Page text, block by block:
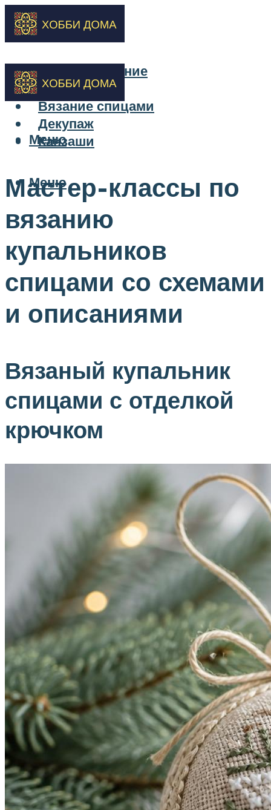
Бисероплетение
Вышивка
Вязание спицами
Декупаж
Канзаши
Меню
Меню
Мастер-классы по
вязанию
купальников
спицами со схемами
и описаниями
Вязаный купальник
спицами с отделкой
крючком